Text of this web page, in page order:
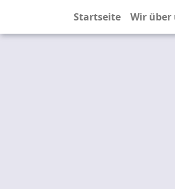
Startseite Wir über